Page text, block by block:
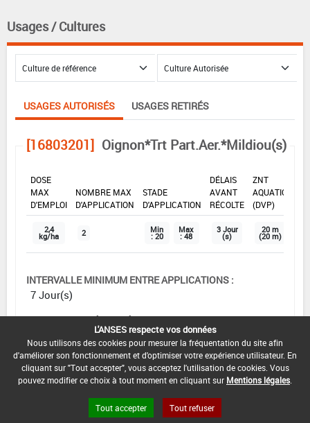
Usages / Cultures
USAGES AUTORISÉS USAGES RETIRÉS
[16803201] Oignon*Trt Part.Aer.*Mildiou(s)
DOSE
MAX
D'EMPLOI
NOMBRE MAX
D'APPLICATION
STADE
D'APPLICATION
DÉLAIS
AVANT
RÉCOLTE
ZNT
AQUATIQUE
(DVP)
2,4
kg/ha 2 Min
: 20
Max
: 48
3 Jour
(s)
20 m
(20 m)
INTERVALLE MINIMUM ENTRE APPLICATIONS :
7 Jour(s)
DISTANCE DE SÉCURITÉ RIVERAIN ET PERSONNES
3 m
CONDITIONS :
DATE D'AUTORISATION DE L'USAGE :
L'ANSES respecte vos données
Nous utilisons des cookies pour mesurer la fréquentation du site afin
d'améliorer son fonctionnement et d'optimiser votre expérience utilisateur. En
cliquant sur "Tout accepter", vous acceptez l'utilisation de cookies. Vous
pouvez modifier ce choix à tout moment en cliquant sur Mentions légales
Tout accepter Tout refuser